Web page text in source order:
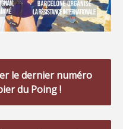
le dernier numéro
du Poing !